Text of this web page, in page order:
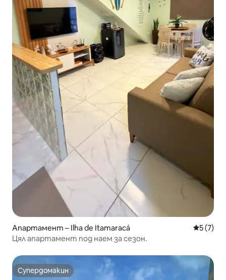
Апартамент – Ilha de Itamaracá Средна
5 (7)
Цял апартамент под наем за сезон.
Супердомакин
Супердомакин